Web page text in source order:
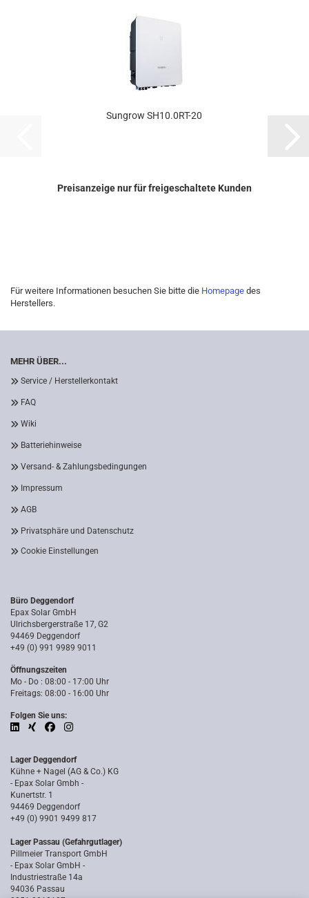
Sungrow SH10.0RT-​20
Preisanzeige nur für freigeschaltete Kunden
Für weitere Informationen besuchen Sie bitte die Homepage des
Herstellers.
MEHR ÜBER...
Service / Herstellerkontakt
FAQ
Wiki
Batteriehinweise
Versand- & Zahlungsbedingungen
Impressum
AGB
Privatsphäre und Datenschutz
Cookie Einstellungen
Büro Deggendorf
Epax Solar GmbH
Ulrichsbergerstraße 17, G2
94469 Deggendorf
+49 (0) 991 9989 9011
Öffnungszeiten
Mo - Do : 08:00 - 17:00 Uhr
Freitags: 08:00 - 16:00 Uhr
Folgen Sie uns:
Lager Deggendorf
Kühne + Nagel (AG & Co.) KG
- Epax Solar Gmbh -
Kunertstr. 1
94469 Deggendorf
+49 (0) 9901 9499 817
Lager Passau (Gefahrgutlager)
Pillmeier Transport GmbH
- Epax Solar GmbH -
Industriestraße 14a
94036 Passau